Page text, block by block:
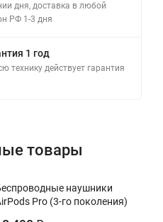
дня, доставка в любой
РФ 1-3 дня
1 год
технику действует гарантия
товары
наушники
Pro (3-го поколения)